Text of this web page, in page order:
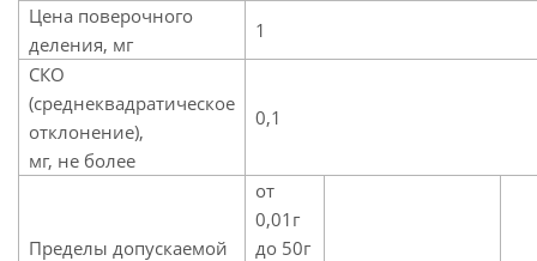
Цена поверочного
деления, мг
1
СКО
(среднеквадратическое
отклонение),
мг, не более
0,1
Пределы допускаемой
от
0,01г
до 50г